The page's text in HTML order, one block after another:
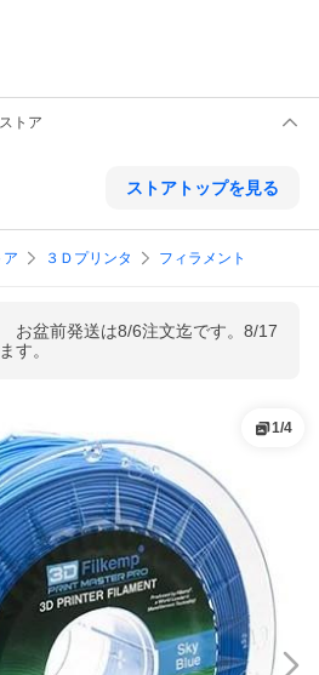
トア
ストアトップを見る
３Ｄプリンタ フィラメント
お盆前発送は8/6注文迄です。8/17
す。
1/4